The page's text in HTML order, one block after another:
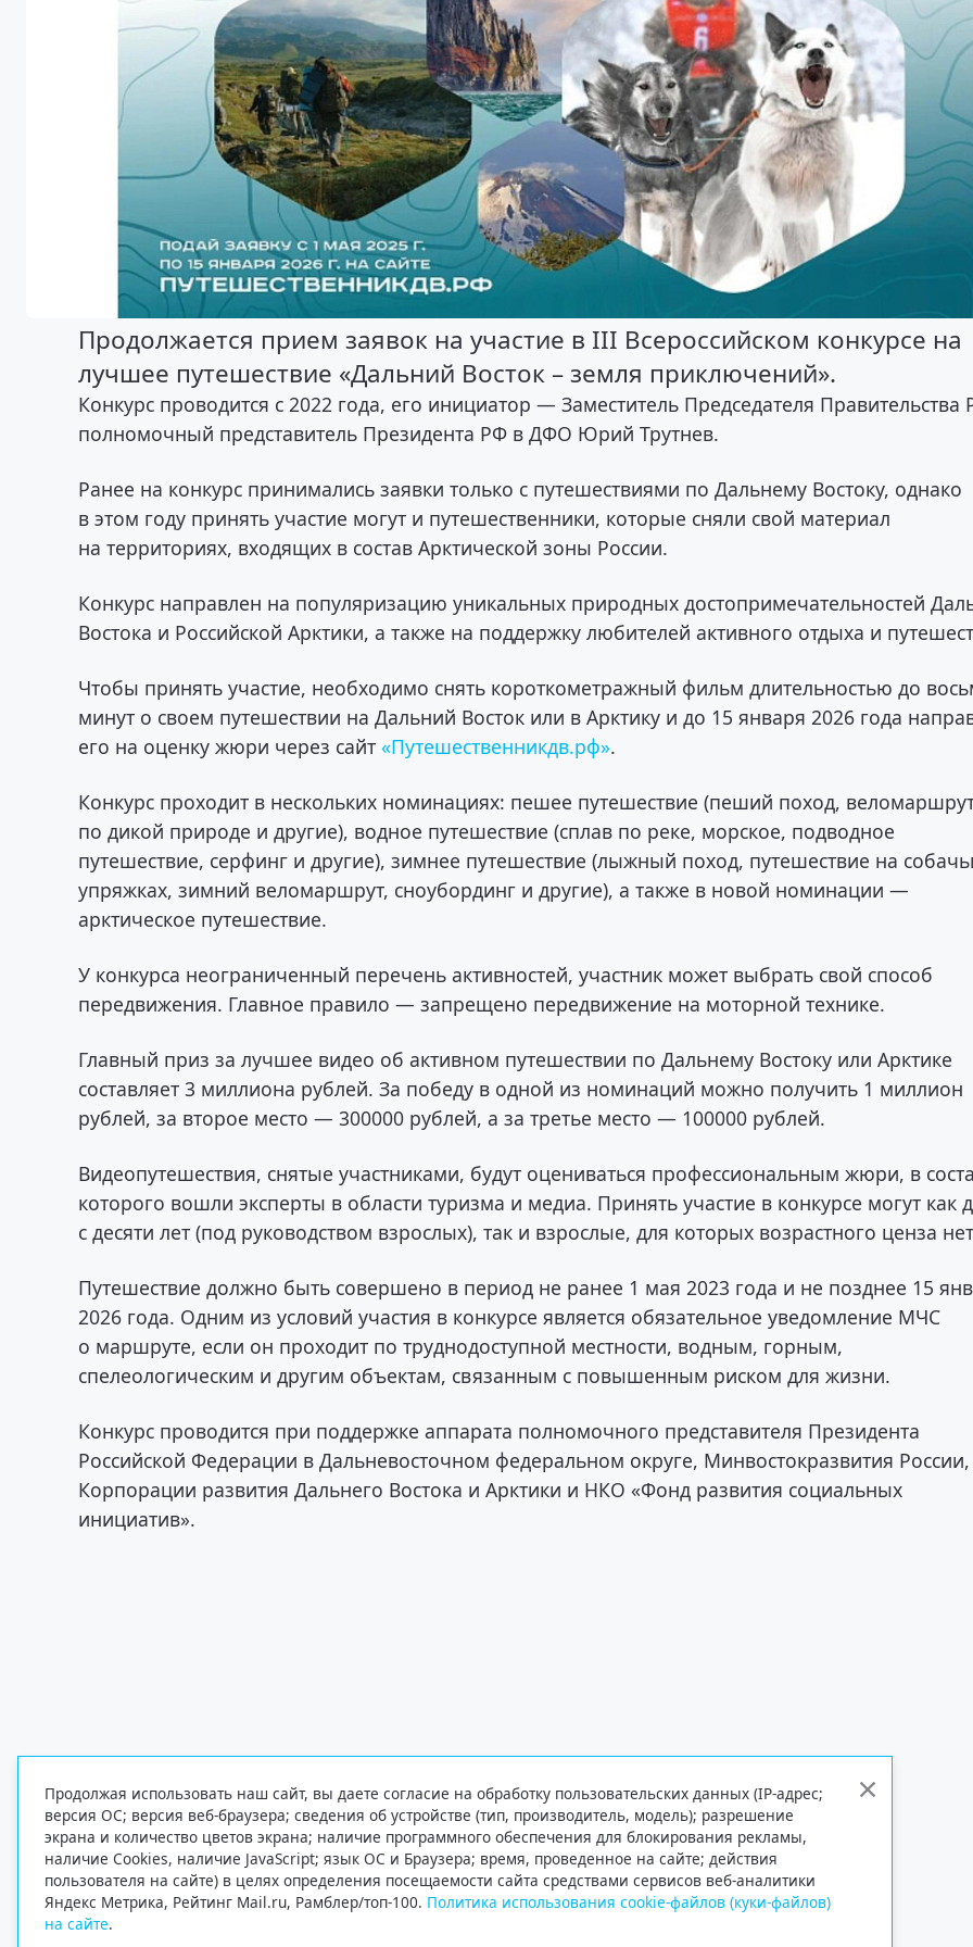
Продолжается прием заявок на участие в III Всероссийском конкурсе на
лучшее путешествие «Дальний Восток – земля приключений».
Конкурс проводится с 2022 года, его инициатор — Заместитель Председателя
полномочный представитель Президента РФ в ДФО Юрий Трутнев.
Ранее на конкурс принимались заявки только с путешествиями по Дальнему Востоку, однако
в этом году принять участие могут и путешественники, которые сняли свой материал
на территориях, входящих в состав Арктической зоны России.
Конкурс направлен на популяризацию уникальных природных достопримечательностей
Востока и Российской Арктики, а также на поддержку любителей активного отдыха и
Чтобы принять участие, необходимо снять короткометражный фильм длительностью до
минут о своем путешествии на Дальний Восток или в Арктику и до 15 января 2026 года
его на оценку жюри через сайт«Путешественникдв.рф».
Конкурс проходит в нескольких номинациях: пешее путешествие (пеший поход,
по дикой природе и другие), водное путешествие (сплав по реке, морское, подводное
путешествие, серфинг и другие), зимнее путешествие (лыжный поход, путешествие на
упряжках, зимний веломаршрут, сноубординг и другие), а также в новой номинации —
арктическое путешествие.
У конкурса неограниченный перечень активностей, участник может выбрать свой способ
передвижения. Главное правило — запрещено передвижение на моторной технике.
Главный приз за лучшее видео об активном путешествии по Дальнему Востоку или Арктике
составляет 3 миллиона рублей. За победу в одной из номинаций можно получить 1 миллион
рублей, за второе место — 300000 рублей, а за третье место — 100000 рублей.
Видеопутешествия, снятые участниками, будут оцениваться профессиональным жюри, в
которого вошли эксперты в области туризма и медиа. Принять участие в конкурсе могут как
с десяти лет (под руководством взрослых), так и взрослые, для которых возрастного ценза
Путешествие должно быть совершено в период не ранее 1 мая 2023 года и не позднее 15
2026 года. Одним из условий участия в конкурсе является обязательное уведомление МЧС
о маршруте, если он проходит по труднодоступной местности, водным, горным,
спелеологическим и другим объектам, связанным с повышенным риском для жизни.
Конкурс проводится при поддержке аппарата полномочного представителя Президента
Российской Федерации в Дальневосточном федеральном округе, Минвостокразвития России,
Корпорации развития Дальнего Востока и Арктики и НКО «Фонд развития социальных
инициатив».
Продолжая использовать наш сайт, вы даете согласие на обработку пользовательских данных (IP-адрес;
версия ОС; версия веб-браузера; сведения об устройстве (тип, производитель, модель); разрешение
экрана и количество цветов экрана; наличие программного обеспечения для блокирования рекламы,
наличие Cookies, наличие JavaScript; язык ОС и Браузера; время, проведенное на сайте; действия
пользователя на сайте) в целях определения посещаемости сайта средствами сервисов веб-аналитики
Яндекс Метрика, Рейтинг Mail.ru, Рамблер/топ-100. Политика использования cookie-файлов (куки-файлов)
на сайте.